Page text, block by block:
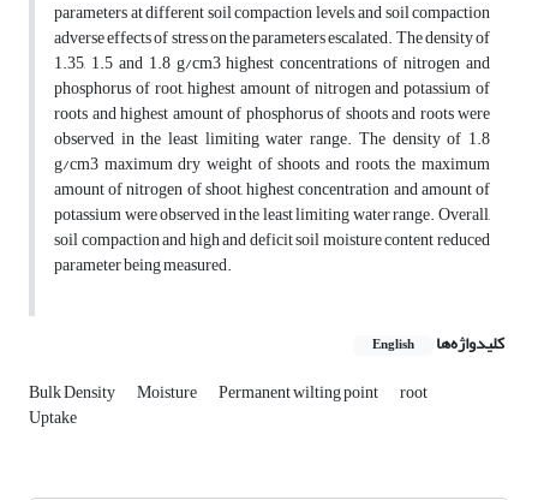
parameters at different soil compaction levels, and soil compaction
adverse effects of stress on the parameters escalated. The density of
1.35, 1.5 and 1.8 g/cm3 highest concentrations of nitrogen and
phosphorus of root, highest amount of nitrogen and potassium of
roots and highest amount of phosphorus of shoots and roots were
observed in the least limiting water range. The density of 1.8
g/cm3 maximum dry weight of shoots and roots, the maximum
amount of nitrogen of shoot, highest concentration and amount of
potassium were observed in the least limiting water range. Overall,
soil compaction and high and deficit soil moisture content reduced
parameter being measured.
کلیدواژه‌ها English
Bulk Density Moisture Permanent wilting point root
Uptake